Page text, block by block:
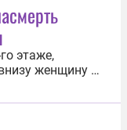
продвижения
этаже,
женщину и
издание The
18 июля около